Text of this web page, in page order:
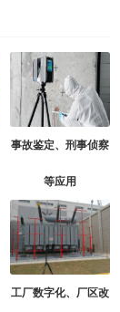
事故鉴定、刑事侦察
等应用
工厂数字化、厂区改